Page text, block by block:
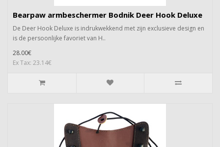
Bearpaw armbeschermer Bodnik Deer Hook Deluxe
De Deer Hook Deluxe is indrukwekkend met zijn exclusieve design en
is de persoonlijke favoriet van H..
28.00€
Ex Tax: 23.14€